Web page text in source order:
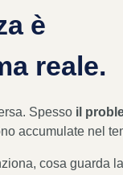
è
reale.
Spesso il
accumulate nel
cosa guarda